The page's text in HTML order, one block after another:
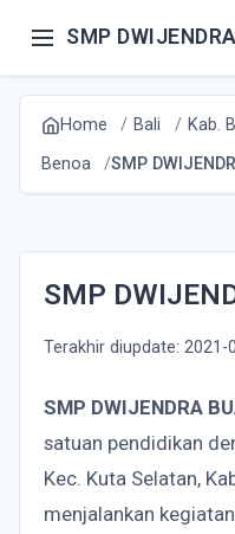
SMP
Home Bali Kab.
Benoa
SMP
SMP
Terakhir diupdate: 2021-
SMP DWIJENDRA
satuan pendidikan
Kec. Kuta Selatan,
menjalankan